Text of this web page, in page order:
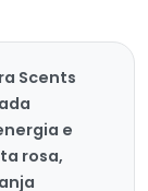
Scents
e
rosa,